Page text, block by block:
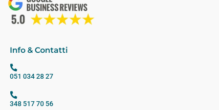
Info & Contatti
051 034 28 27
348 517 70 56